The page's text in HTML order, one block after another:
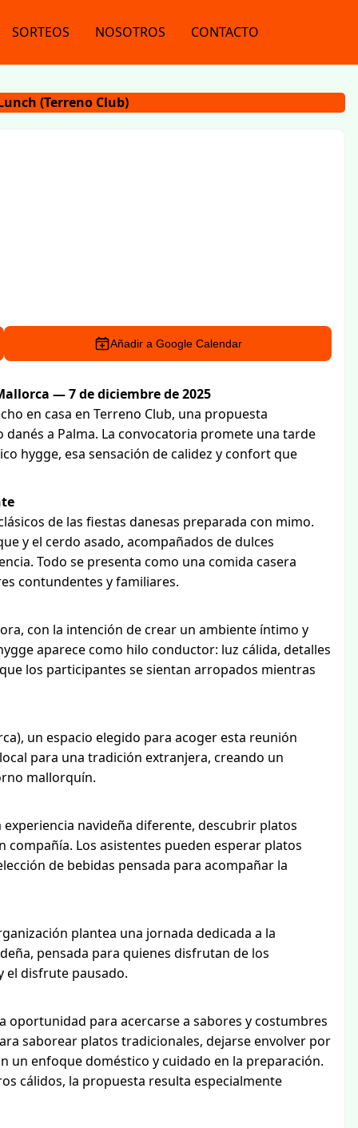
SORTEOS NOSOTROS CONTACTO
(Terreno Club)
Añadir a Google Calendar
— 7 de diciembre de 2025
en casa en Terreno Club, una propuesta
a Palma. La convocatoria promete una tarde
hygge, esa sensación de calidez y confort que
de las fiestas danesas preparada con mimo.
y el cerdo asado, acompañados de dulces
Todo se presenta como una comida casera
contundentes y familiares.
con la intención de crear un ambiente íntimo y
aparece como hilo conductor: luz cálida, detalles
los participantes se sientan arropados mientras
un espacio elegido para acoger esta reunión
para una tradición extranjera, creando un
mallorquín.
navideña diferente, descubrir platos
Los asistentes pueden esperar platos
de bebidas pensada para acompañar la
plantea una jornada dedicada a la
pensada para quienes disfrutan de los
el disfrute pausado.
oportunidad para acercarse a sabores y costumbres
saborear platos tradicionales, dejarse envolver por
un enfoque doméstico y cuidado en la preparación.
cálidos, la propuesta resulta especialmente